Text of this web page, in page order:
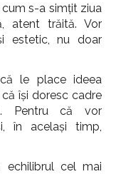
s-a simțit ziua
atent trăită. Vor
estetic, nu doar
le place ideea
își doresc cadre
Pentru că vor
în același timp,
echilibrul cel mai